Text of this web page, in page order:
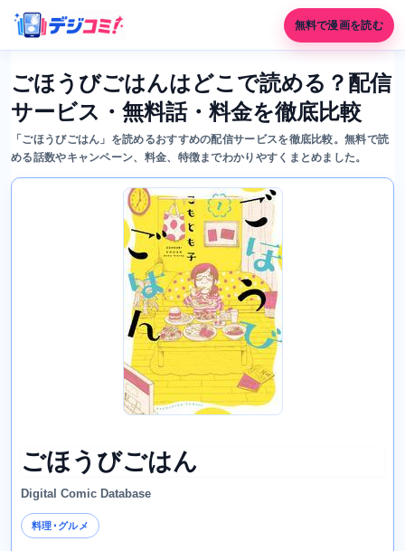
無料で漫画を読む
ごほうびごはんはどこで読める？配信
サービス・無料話・料金を徹底比較
「ごほうびごはん」を読めるおすすめの配信サービスを徹底比較。無料で読
める話数やキャンペーン、料金、特徴までわかりやすくまとめました。
ごほうびごはん
Digital Comic Database
料理･グルメ